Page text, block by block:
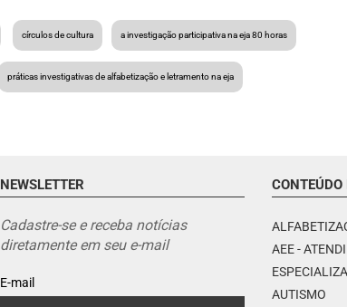
círculos de cultura a investigação participativa na eja 80 horas
práticas investigativas de alfabetização e letramento na eja
NEWSLETTER
Cadastre-se e receba notícias
diretamente em seu e-mail
E-mail
AEE -
AUTISMO